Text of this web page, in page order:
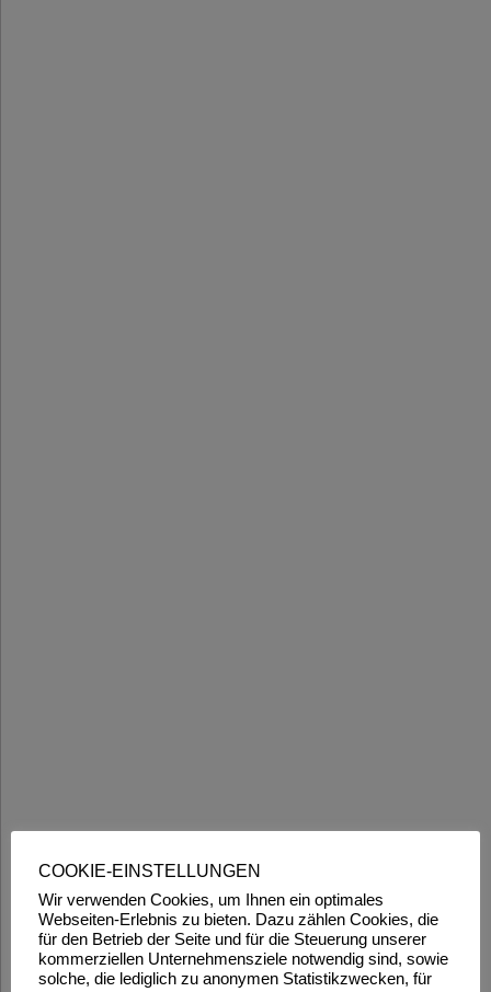
COOKIE-EINSTELLUNGEN
Wir verwenden Cookies, um Ihnen ein optimales
Webseiten-Erlebnis zu bieten. Dazu zählen Cookies, die
für den Betrieb der Seite und für die Steuerung unserer
kommerziellen Unternehmensziele notwendig sind, sowie
solche, die lediglich zu anonymen Statistikzwecken, für